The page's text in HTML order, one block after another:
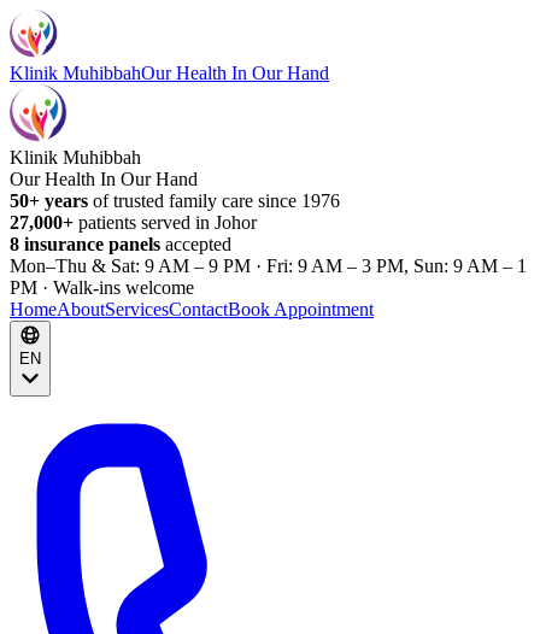
Klinik MuhibbahOur Health In Our Hand
Klinik Muhibbah
Our Health In Our Hand
50+ years of trusted family care since 1976
27,000+ patients served in Johor
8 insurance panels accepted
Mon–Thu & Sat: 9 AM – 9 PM · Fri: 9 AM – 3 PM, Sun: 9 AM – 1
PM · Walk-ins welcome
HomeAboutServicesContactBook Appointment
EN